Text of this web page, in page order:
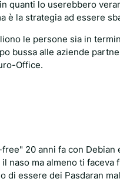
quanti lo userebbero
è la strategia ad essere
le persone sia in
bussa alle aziende
Office.
20 anni fa con
naso ma almeno ti
essere dei Pasdaran